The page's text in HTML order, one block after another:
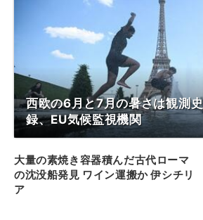
西欧の6月と7月の暑さは観測
録、EU気候監視機関
大量の素焼き容器積んだ古代ローマ
の沈没船発見 ワイン運搬か 伊シチリ
ア